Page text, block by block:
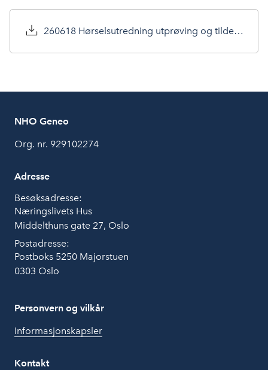
b
o
k
e
d
n
s
t 260618 Hørselsutredning utprøving og tildeling av høreapparat.pdf
NHO Geneo
Org. nr. 929102274
Adresse
Besøksadresse:
Næringslivets Hus
Middelthuns gate 27, Oslo
Postadresse:
Postboks 5250 Majorstuen
0303 Oslo
Personvern og vilkår
Informasjonskapsler
Kontakt